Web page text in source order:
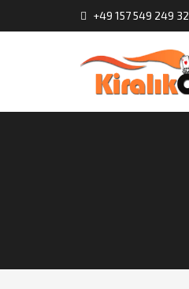
+49 157 549 249 32